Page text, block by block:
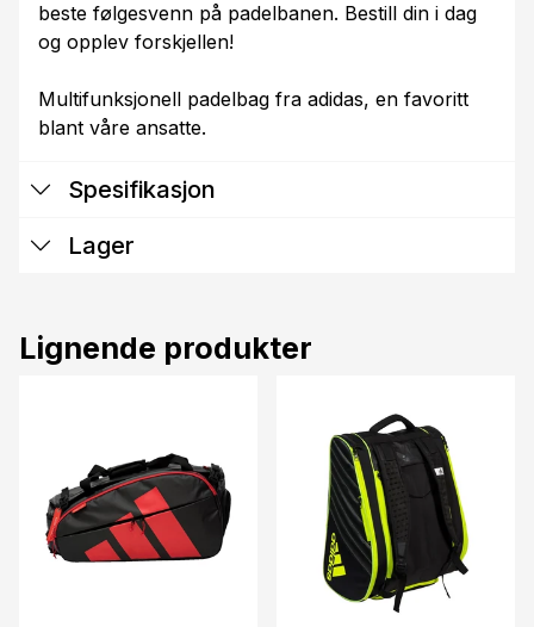
beste følgesvenn på padelbanen. Bestill din i dag
og opplev forskjellen!
Multifunksjonell padelbag fra adidas, en favoritt
blant våre ansatte.
Spesifikasjon
Lager
Lignende produkter